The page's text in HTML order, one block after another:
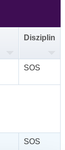
Disziplin
SOS
SOS